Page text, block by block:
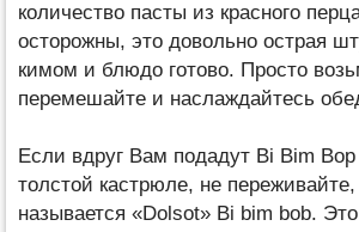
количество пасты из красного
осторожны, это довольно острая
кимом и блюдо готово. Просто
перемешайте и наслаждайтесь
Если вдруг Вам подадут Bi Bim
толстой кастрюле, не
называется «Dolsot» Bi bim bob.